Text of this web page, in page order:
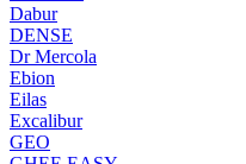
Dabur
DENSE
Dr Mercola
Ebion
Eilas
Excalibur
GEO